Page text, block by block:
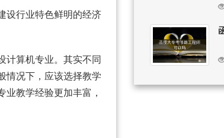
设行业特色鲜明的经济
计算机专业。其实不同
情况下，应该选择教学
教学经验更加丰富，